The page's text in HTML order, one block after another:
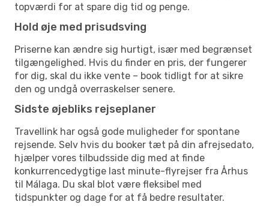
topværdi for at spare dig tid og penge.
Hold øje med prisudsving
Priserne kan ændre sig hurtigt, især med begrænset
tilgængelighed. Hvis du finder en pris, der fungerer
for dig, skal du ikke vente – book tidligt for at sikre
den og undgå overraskelser senere.
Sidste øjebliks rejseplaner
Travellink har også gode muligheder for spontane
rejsende. Selv hvis du booker tæt på din afrejsedato,
hjælper vores tilbudsside dig med at finde
konkurrencedygtige last minute-flyrejser fra Århus
til Málaga. Du skal blot være fleksibel med
tidspunkter og dage for at få bedre resultater.